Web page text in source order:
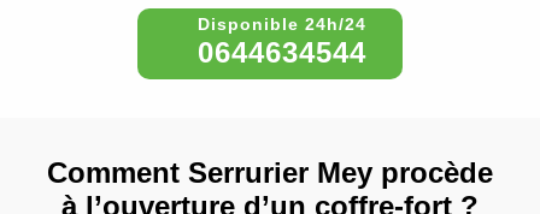
0644634544
Comment Serrurier Mey procède
à l’ouverture d’un coffre-fort ?